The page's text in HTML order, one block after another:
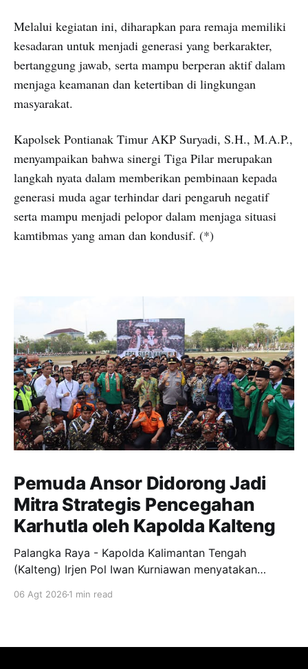
Melalui kegiatan ini, diharapkan para remaja memiliki
kesadaran untuk menjadi generasi yang berkarakter,
bertanggung jawab, serta mampu berperan aktif dalam
menjaga keamanan dan ketertiban di lingkungan
masyarakat.
Kapolsek Pontianak Timur AKP Suryadi, S.H., M.A.P.,
menyampaikan bahwa sinergi Tiga Pilar merupakan
langkah nyata dalam memberikan pembinaan kepada
generasi muda agar terhindar dari pengaruh negatif
serta mampu menjadi pelopor dalam menjaga situasi
kamtibmas yang aman dan kondusif. (*)
Pemuda Ansor Didorong Jadi
Mitra Strategis Pencegahan
Karhutla oleh Kapolda Kalteng
Palangka Raya - Kapolda Kalimantan Tengah
(Kalteng) Irjen Pol Iwan Kurniawan menyatakan
menjadi garda terdepan dalam upaya pencegahan
06 Agt 2026 1 min read